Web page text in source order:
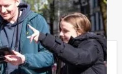
Papel VR lunchspel in